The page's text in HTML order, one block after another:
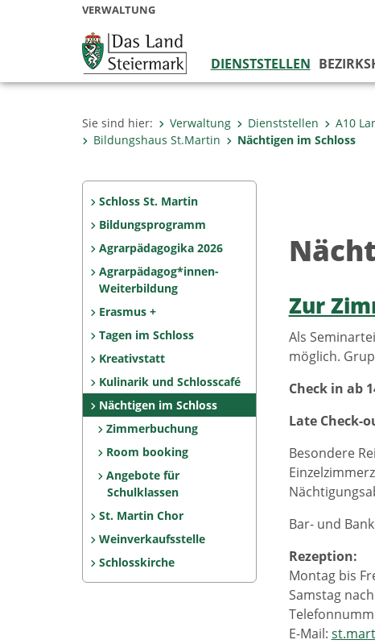
VERWALTUNG
DIENSTSTELLEN
Sie sind hier: Verwaltung Dienststellen A10
Bildungshaus St.Martin
Nächtigen im Schloss
Schloss St. Martin
Bildungsprogramm
Agrarpädagogika 2026
Agrarpädagog*innen-
Weiterbildung
Erasmus +
Tagen im Schloss
Kreativstatt
Kulinarik und Schlosscafé
Nächtigen im Schloss
Zimmerbuchung
Room booking
Angebote für
Schulklassen
St. Martin Chor
Weinverkaufsstelle
Schlosskirche
Zur
Als
möglich.
Check in ab
Late Check-
Besondere
Bar- und
Rezeption:
Montag bis
Samstag
E-Mail: